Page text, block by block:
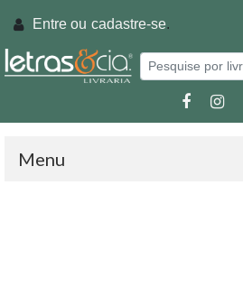
Entre ou cadastre-se.
Menu